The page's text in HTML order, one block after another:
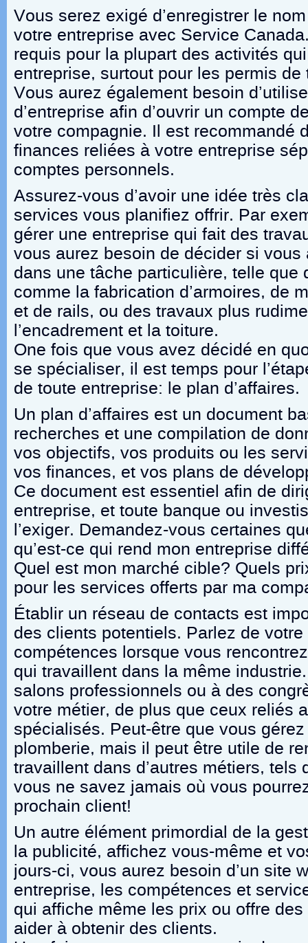
Vous serez exigé d’enregistrer le
votre entreprise avec Service
requis pour la plupart des activités
entreprise, surtout pour les permis
Vous aurez également besoin
d’entreprise afin d’ouvrir un compte
votre compagnie. Il est recommandé
finances reliées à votre entreprise
comptes personnels.
Assurez-vous d’avoir une idée très
services vous planifiez offrir. Par
gérer une entreprise qui fait des
vous aurez besoin de décider si
dans une tâche particulière, telle que
comme la fabrication d’armoires, de
et de rails, ou des travaux plus
l’encadrement et la toiture.
One fois que vous avez décidé en
se spécialiser, il est temps pour
de toute entreprise: le plan d’affaires.
Un plan d’affaires est un document
recherches et une compilation de
vos objectifs, vos produits ou les
vos finances, et vos plans de
Ce document est essentiel afin de
entreprise, et toute banque ou
l’exiger. Demandez-vous certaines
qu’est-ce qui rend mon entreprise
Quel est mon marché cible? Quels
pour les services offerts par ma
Établir un réseau de contacts est
des clients potentiels. Parlez de
compétences lorsque vous
qui travaillent dans la même
salons professionnels ou à des
votre métier, de plus que ceux reliés
spécialisés. Peut-être que vous
plomberie, mais il peut être utile de
travaillent dans d’autres métiers, tels
vous ne savez jamais où vous
prochain client!
Un autre élément primordial de la
la publicité, affichez vous-même et
jours-ci, vous aurez besoin d’un site
entreprise, les compétences et
qui affiche même les prix ou offre
aider à obtenir des clients.